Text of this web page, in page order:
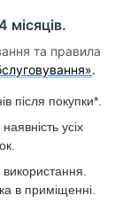
місяців.
та правила
.
після покупки*.
усіх
використання.
в приміщенні.